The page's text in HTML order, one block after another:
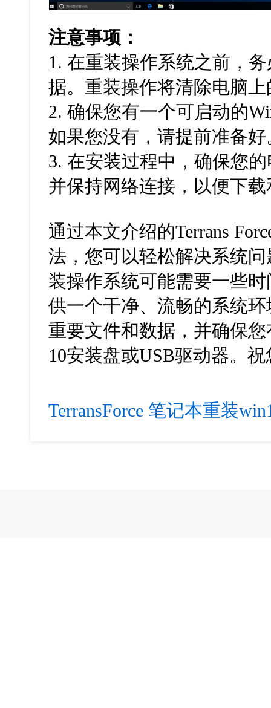
注意事项：
1. 在重装操作系统之前，
据。重装操作将清除电脑
2. 确保您有一个可启动的
如果您没有，请提前准备
3. 在安装过程中，确保您
并保持网络连接，以便下
通过本文介绍的Terrans
法，您可以轻松解决系统
装操作系统可能需要一些
供一个干净、流畅的系统
重要文件和数据，并确保
10安装盘或USB驱动器。
TerransForce 笔记本重装